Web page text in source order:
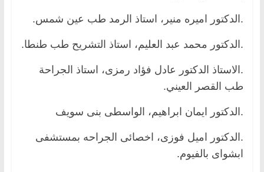
.الدكتور اميره منير، استاذ الرمد طب عين شمس.
.الدكتور محمد عبد العليم، استاذ التشريح طب طنطا.
.الاستاذ الدكتور عادل فؤاد رمزى، استاذ الجراحة
طب القصر العيني.
.الدكتور ايمان ابراهيم، الواسطى بنى سويف
.الدكتور اميل فوزى، اخصائى الجراحه بمستشفى
ابشواى بالفيوم.